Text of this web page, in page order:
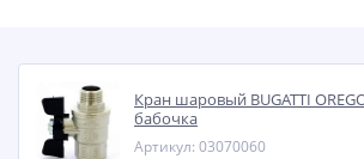
Кран шаровый BUGATTI
бабочка
Артикул: 03070060